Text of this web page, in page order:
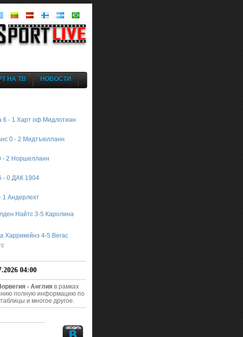
НА ТВ НОВОСТИ
6 - 1 Харт оф Мидлотиан
0 - 2 Мидтъюлланн
- 2 Норшелланн
- 0 ДАК 1904
1 Андерлехт
Найтс 3-5 Каролина
Харрикейнз 4-5 Вегас
04:00
- Англияв рамках
полную информацию по
и многое другое.